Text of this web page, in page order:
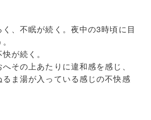
、不眠が続く。夜中の3時頃に目
が続く。
その上あたりに違和感を感じ、
ま湯が入っている感じの不快感